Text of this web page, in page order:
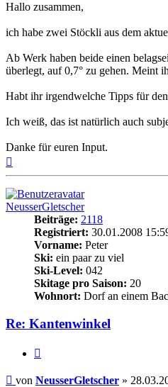
Hallo zusammen,
ich habe zwei Stöckli aus dem
Ab Werk haben beide einen
überlegt, auf 0,7° zu gehen. Meint
Habt ihr irgendwelche Tipps für
Ich weiß, das ist natürlich auch
Danke für euren Input.
NeusserGletscher
Beiträge: 2118
Registriert: 30.01.2008
Vorname: Peter
Ski: ein paar zu viel
Ski-Level: 042
Skitage pro Saison: 20
Wohnort: Dorf an einem
Re: Kantenwinkel
Beitrag
von NeusserGletscher »